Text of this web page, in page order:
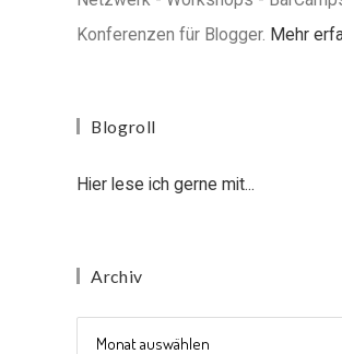
Konferenzen für Blogger. Mehr
Blogroll
Hier lese ich gerne mit...
Archiv